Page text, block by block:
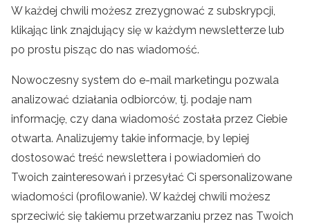
W każdej chwili możesz zrezygnować z subskrypcji,
klikając link znajdujący się w każdym newsletterze lub
po prostu pisząc do nas wiadomość.
Nowoczesny system do e-mail marketingu pozwala
analizować działania odbiorców, tj. podaje nam
informację, czy dana wiadomość została przez Ciebie
otwarta. Analizujemy takie informacje, by lepiej
dostosować treść newslettera i powiadomień do
Twoich zainteresowań i przesyłać Ci spersonalizowane
wiadomości (profilowanie). W każdej chwili możesz
sprzeciwić się takiemu przetwarzaniu przez nas Twoich